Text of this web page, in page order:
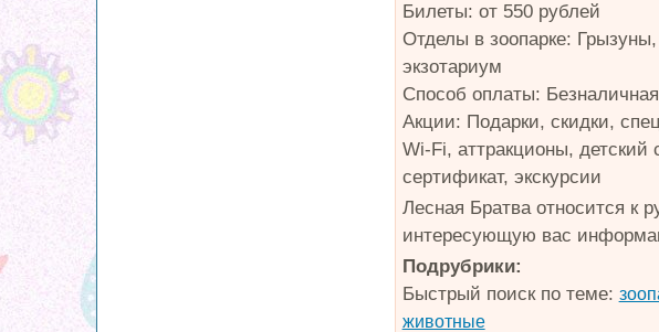
Билеты: от 550 рублей
Отделы в зоопарке:
экзотариум
Способ оплаты:
Акции: Подарки, скидки,
Wi-Fi, аттракционы, детский
сертификат, экскурсии
Лесная Братва относится к
интересующую вас
Подрубрики:
Быстрый поиск по теме:
животные